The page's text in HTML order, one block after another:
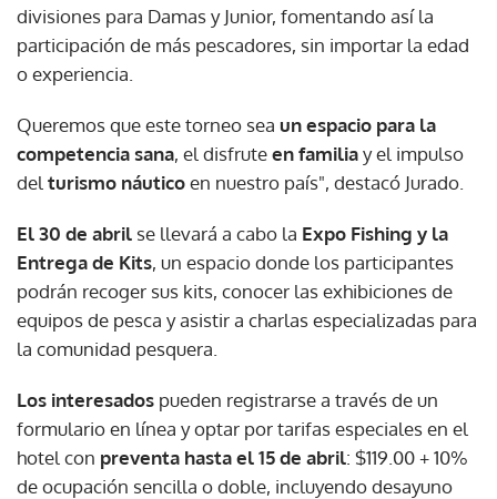
divisiones para Damas y Junior, fomentando así la
participación de más pescadores, sin importar la edad
o experiencia.
Queremos que este torneo sea un espacio para la
competencia sana, el disfruteen familiay el impulso
del turismo náuticoen nuestro país", destacó Jurado.
El 30 de abril se llevará a cabo la Expo Fishing y la
Entrega de Kits, un espacio donde los participantes
podrán recoger sus kits, conocer las exhibiciones de
equipos de pesca y asistir a charlas especializadas para
la comunidad pesquera.
Los interesados pueden registrarse a través de un
formulario en línea y optar por tarifas especiales en el
hotel con preventa hasta el 15 de abril: $119.00 + 10%
de ocupación sencilla o doble, incluyendo desayuno